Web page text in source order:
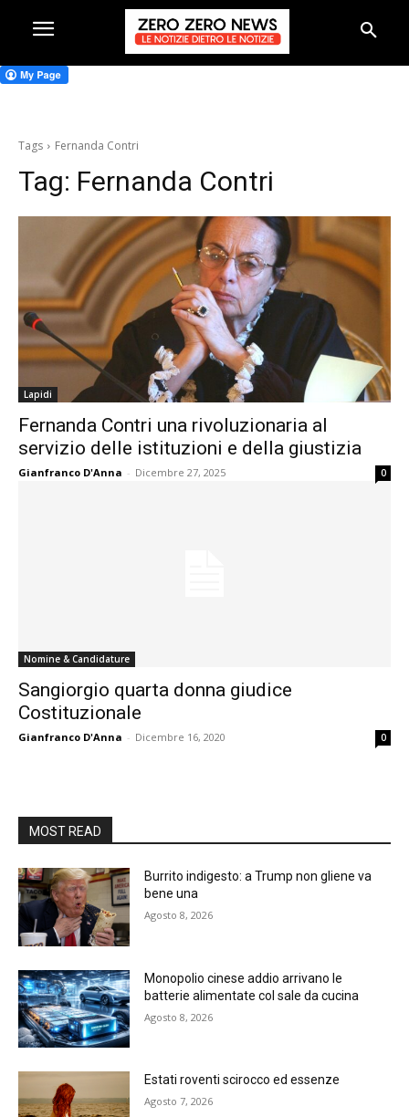
Tags Fernanda Contri
Tag: Fernanda Contri
Lapidi
Fernanda Contri una rivoluzionaria al
servizio delle istituzioni e della giustizia
Gianfranco D'Anna - Dicembre 27, 2025 0
Nomine & Candidature
Sangiorgio quarta donna giudice
Costituzionale
Gianfranco D'Anna - Dicembre 16, 2020 0
MOST READ
Burrito indigesto: a Trump non gliene va
bene una
Agosto 8, 2026
Monopolio cinese addio arrivano le
batterie alimentate col sale da cucina
Agosto 8, 2026
Estati roventi scirocco ed essenze
Agosto 7, 2026